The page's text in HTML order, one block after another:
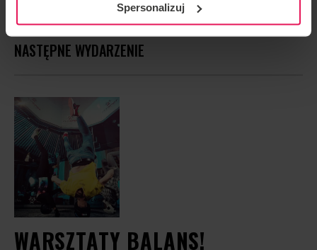
Spersonalizuj
NASTĘPNE WYDARZENIE
WARSZTATY BALANS!